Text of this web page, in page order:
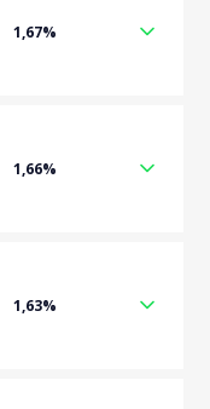
1,67%
1,66%
1,63%